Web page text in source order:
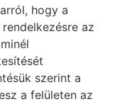
hogy a
az
szerint a
a felületen az